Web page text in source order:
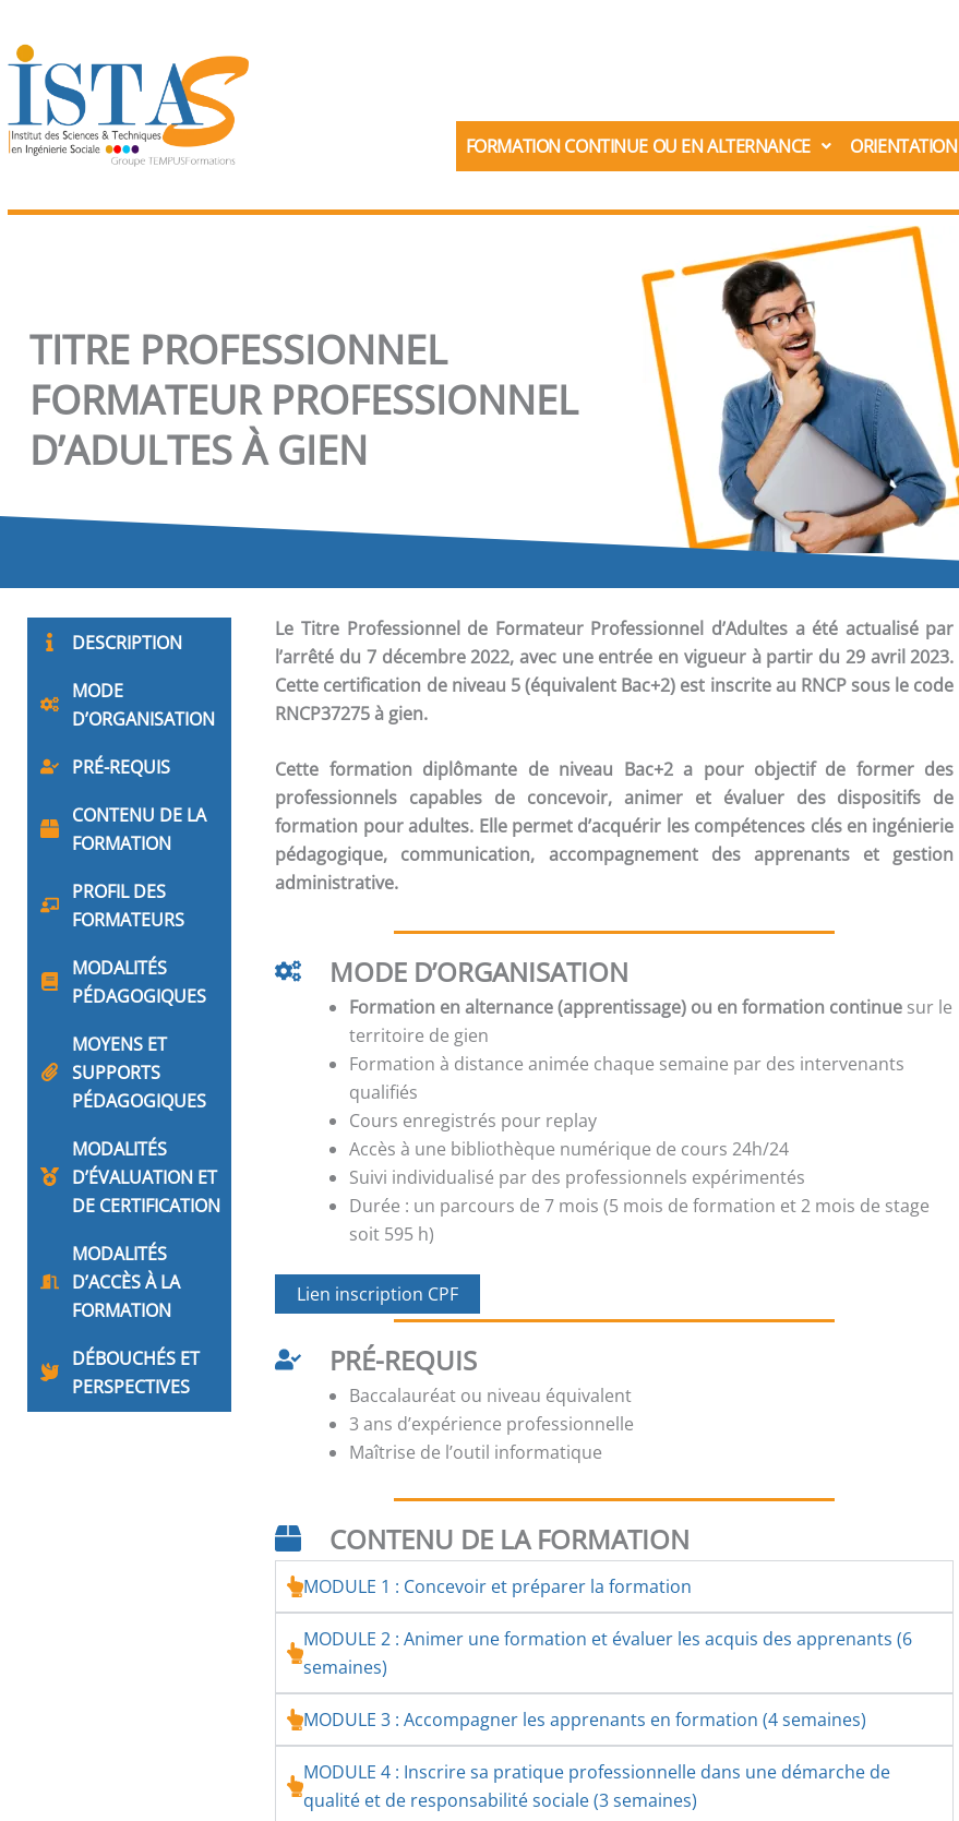
au
contenu
FORMATION CONTINUE OU EN ALTERNANCE ORIENTATION
TITRE PROFESSIONNEL
FORMATEUR PROFESSIONNEL
D’ADULTES À GIEN
DESCRIPTION
MODE
D’ORGANISATION
PRÉ-REQUIS
CONTENU DE LA
FORMATION
PROFIL DES
FORMATEURS
MODALITÉS
PÉDAGOGIQUES
MOYENS ET
SUPPORTS
PÉDAGOGIQUES
MODALITÉS
D’ÉVALUATION ET
DE CERTIFICATION
MODALITÉS
D’ACCÈS À LA
FORMATION
DÉBOUCHÉS ET
PERSPECTIVES
Le Titre Professionnel de Formateur Professionnel d’Adultes a été actualisé par
l’arrêté du 7 décembre 2022, avec une entrée en vigueur à partir du 29 avril 2023.
Cette certification de niveau 5 (équivalent Bac+2) est inscrite au RNCP sous le code
RNCP37275 à gien.
Cette formation diplômante de niveau Bac+2 a pour objectif de former des
professionnels capables de concevoir, animer et évaluer des dispositifs de
formation pour adultes. Elle permet d’acquérir les compétences clés en ingénierie
pédagogique, communication, accompagnement des apprenants et gestion
administrative.
MODE D’ORGANISATION
Formation en alternance (apprentissage) ou en formation continue sur le
territoire de gien
Formation à distance animée chaque semaine par des intervenants
qualifiés
Cours enregistrés pour replay
Accès à une bibliothèque numérique de cours 24h/24
Suivi individualisé par des professionnels expérimentés
Durée : un parcours de 7 mois (5 mois de formation et 2 mois de stage
soit 595 h)
Lien inscription CPF
PRÉ-REQUIS
Baccalauréat ou niveau équivalent
3 ans d’expérience professionnelle
Maîtrise de l’outil informatique
CONTENU DE LA FORMATION
MODULE 1 : Concevoir et préparer la formation
MODULE 2 : Animer une formation et évaluer les acquis des apprenants (6
semaines)
MODULE 3 : Accompagner les apprenants en formation (4 semaines)
MODULE 4 : Inscrire sa pratique professionnelle dans une démarche de
qualité et de responsabilité sociale (3 semaines)